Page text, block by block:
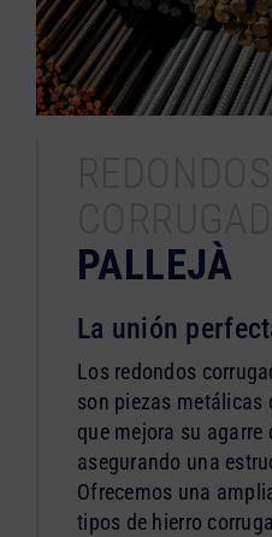
PALLEJÀ
La unión
Los redondos
son piezas metálicas
que mejora su
asegurando una
Ofrecemos una
tipos de hierro